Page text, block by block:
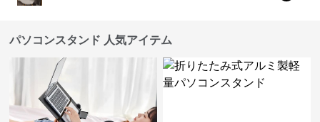
パソコンスタンド 人気アイテム